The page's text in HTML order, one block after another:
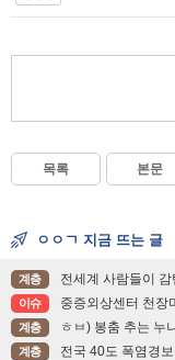
목록 본문
ㅇㅇㄱ 지금 뜨는 글
계층 전세계 사람들이
이슈 중증외상센터 천장
계층 ㅎㅂ) 봉춤 추는 누
계층 전국 40도 폭염경